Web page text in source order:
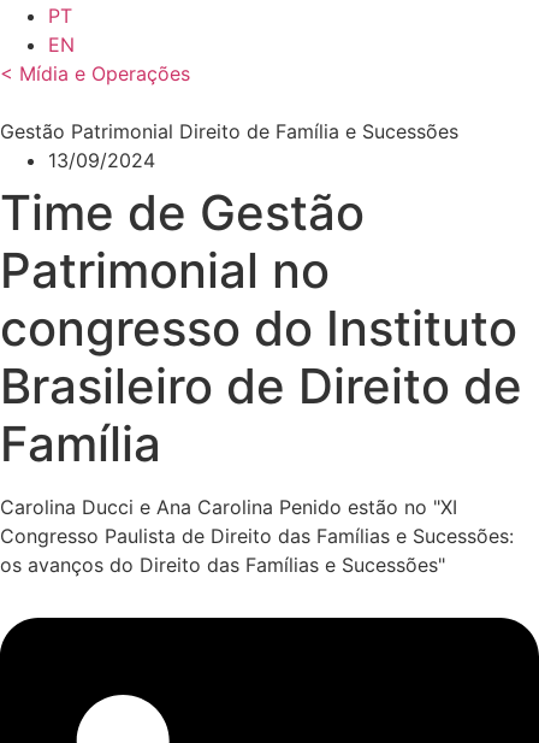
PT
EN
< Mídia e Operações
Gestão Patrimonial Direito de Família e Sucessões
13/09/2024
Time de Gestão
Patrimonial no
congresso do Instituto
Brasileiro de Direito de
Família
Carolina Ducci e Ana Carolina Penido estão no "XI
Congresso Paulista de Direito das Famílias e Sucessões:
os avanços do Direito das Famílias e Sucessões"